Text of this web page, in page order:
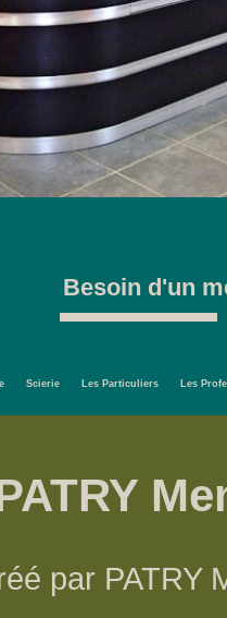
Besoin d'un
Scierie Les Particuliers Les
par PATRY